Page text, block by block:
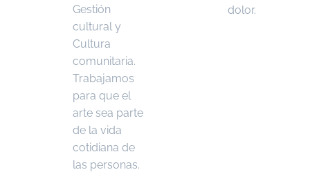
Gestión
cultural y
Cultura
comunitaria.
Trabajamos
para que el
arte sea parte
de la vida
cotidiana de
las personas.
dolor.